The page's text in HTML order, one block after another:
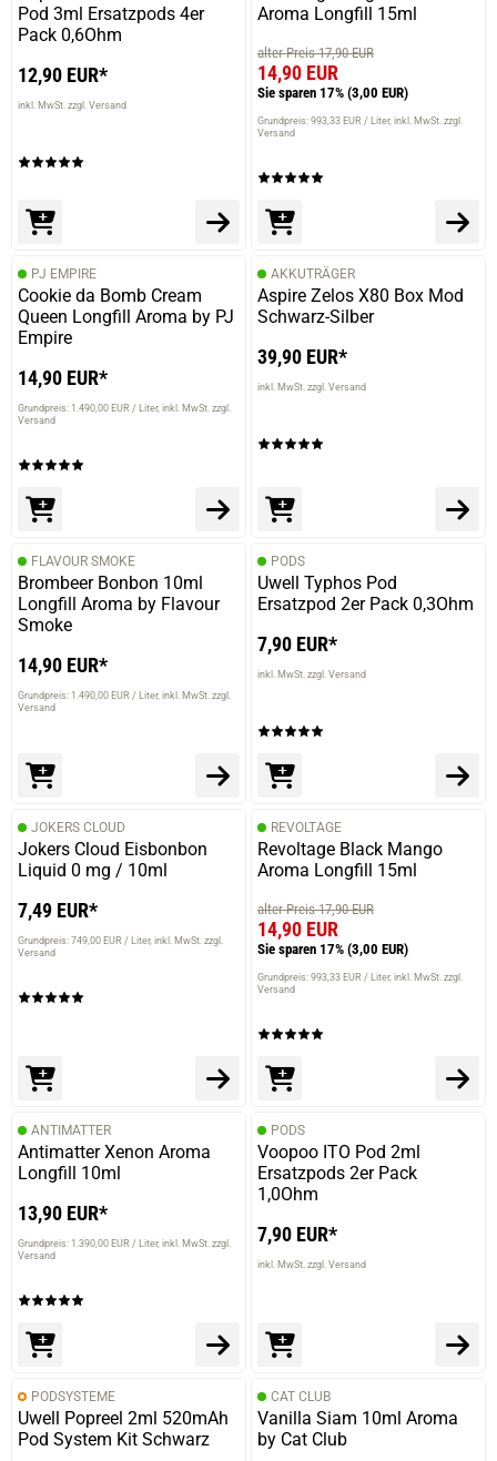
Pod 3ml Ersatzpods 4er
Pack 0,6Ohm
12,90 EUR*
inkl. MwSt. zzgl. Versand
Aroma Longfill 15ml
alter Preis 17,90 EUR
14,90 EUR
Sie sparen 17% (3,00 EUR)
Grundpreis: 993,33 EUR / Liter inkl. MwSt. zzgl.
Versand
PJ EMPIRE
Cookie da Bomb Cream
Queen Longfill Aroma by PJ
Empire
14,90 EUR*
Grundpreis: 1.490,00 EUR / Liter inkl. MwSt. zzgl.
Versand
AKKUTRÄGER
Aspire Zelos X80 Box Mod
Schwarz-Silber
39,90 EUR*
inkl. MwSt. zzgl. Versand
FLAVOUR SMOKE
Brombeer Bonbon 10ml
Longfill Aroma by Flavour
Smoke
14,90 EUR*
Grundpreis: 1.490,00 EUR / Liter inkl. MwSt. zzgl.
Versand
PODS
Uwell Typhos Pod
Ersatzpod 2er Pack 0,3Ohm
7,90 EUR*
inkl. MwSt. zzgl. Versand
JOKERS CLOUD
Jokers Cloud Eisbonbon
Liquid 0 mg / 10ml
7,49 EUR*
Grundpreis: 749,00 EUR / Liter inkl. MwSt. zzgl.
Versand
REVOLTAGE
Revoltage Black Mango
Aroma Longfill 15ml
alter Preis 17,90 EUR
14,90 EUR
Sie sparen 17% (3,00 EUR)
Grundpreis: 993,33 EUR / Liter inkl. MwSt. zzgl.
Versand
ANTIMATTER
Antimatter Xenon Aroma
Longfill 10ml
13,90 EUR*
Grundpreis: 1.390,00 EUR / Liter inkl. MwSt. zzgl.
Versand
PODS
Voopoo ITO Pod 2ml
Ersatzpods 2er Pack
1,0Ohm
7,90 EUR*
inkl. MwSt. zzgl. Versand
PODSYSTEME
Uwell Popreel 2ml 520mAh
Pod System Kit Schwarz
CAT CLUB
Vanilla Siam 10ml Aroma
by Cat Club